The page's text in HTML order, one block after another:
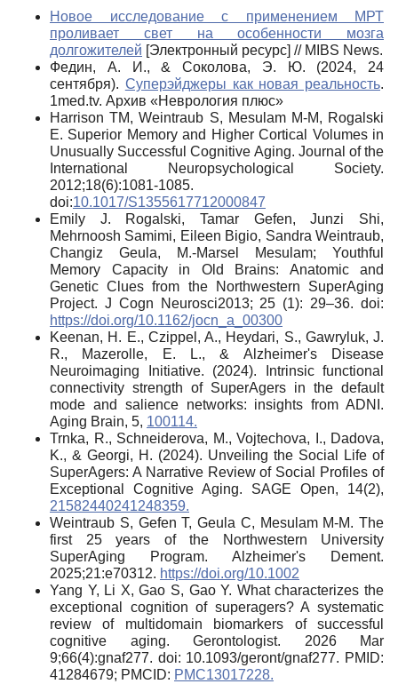
Новое исследование с применением МРТ
проливает свет на особенности мозга
долгожителей [Электронный ресурс] // MIBS News.
Федин, А. И., & Соколова, Э. Ю. (2024, 24
сентября). Суперэйджеры как новая реальность.
1med.tv. Архив «Неврология плюс»
Harrison TM, Weintraub S, Mesulam M-M, Rogalski
E. Superior Memory and Higher Cortical Volumes in
Unusually Successful Cognitive Aging. Journal of the
International Neuropsychological Society.
2012;18(6):1081-1085.
doi:10.1017/S1355617712000847
Emily J. Rogalski, Tamar Gefen, Junzi Shi,
Mehrnoosh Samimi, Eileen Bigio, Sandra Weintraub,
Changiz Geula, M.-Marsel Mesulam; Youthful
Memory Capacity in Old Brains: Anatomic and
Genetic Clues from the Northwestern SuperAging
Project. J Cogn Neurosci2013; 25 (1): 29–36. doi:
https://doi.org/10.1162/jocn_a_00300
Keenan, H. E., Czippel, A., Heydari, S., Gawryluk, J.
R., Mazerolle, E. L., & Alzheimer's Disease
Neuroimaging Initiative. (2024). Intrinsic functional
connectivity strength of SuperAgers in the default
mode and salience networks: insights from ADNI.
Aging Brain, 5, 100114.
Trnka, R., Schneiderova, M., Vojtechova, I., Dadova,
K., & Georgi, H. (2024). Unveiling the Social Life of
SuperAgers: A Narrative Review of Social Profiles of
Exceptional Cognitive Aging. SAGE Open, 14(2),
21582440241248359.
Weintraub S, Gefen T, Geula C, Mesulam M-M. The
first 25 years of the Northwestern University
SuperAging Program. Alzheimer's Dement.
2025;21:e70312. https://doi.org/10.1002
Yang Y, Li X, Gao S, Gao Y. What characterizes the
exceptional cognition of superagers? A systematic
review of multidomain biomarkers of successful
cognitive aging. Gerontologist. 2026 Mar
9;66(4):gnaf277. doi: 10.1093/geront/gnaf277. PMID:
41284679; PMCID: PMC13017228.